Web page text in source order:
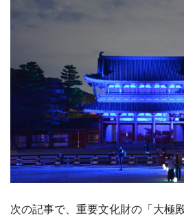
次の記事で、重要文化財の「大極